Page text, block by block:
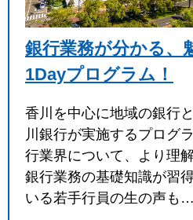
銀行業務が分かる、
1Dayプログラム！
香川を中心に地域の銀行
川銀行が実施するプログ
行業界について、より理
銀行業務の基礎知識が習
いる若手行員の生の声も…